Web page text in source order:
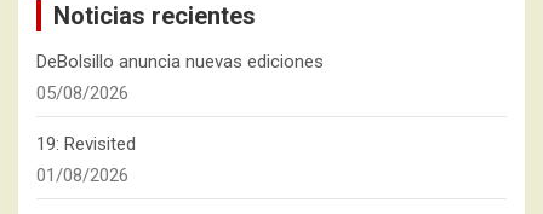
Noticias recientes
DeBolsillo anuncia nuevas ediciones
05/08/2026
19: Revisited
01/08/2026